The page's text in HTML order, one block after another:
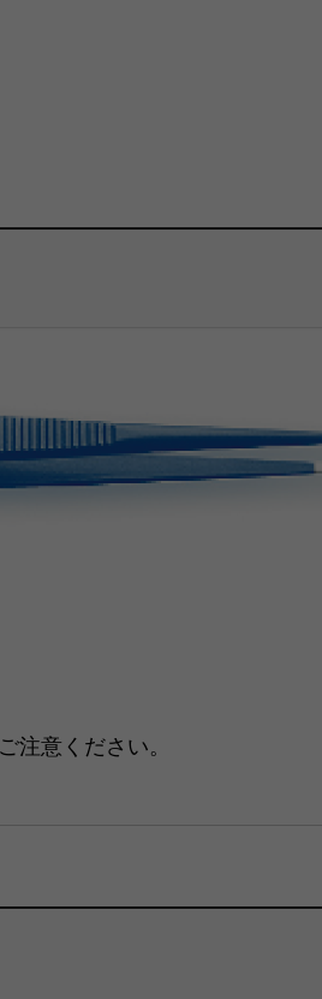
注意ください。